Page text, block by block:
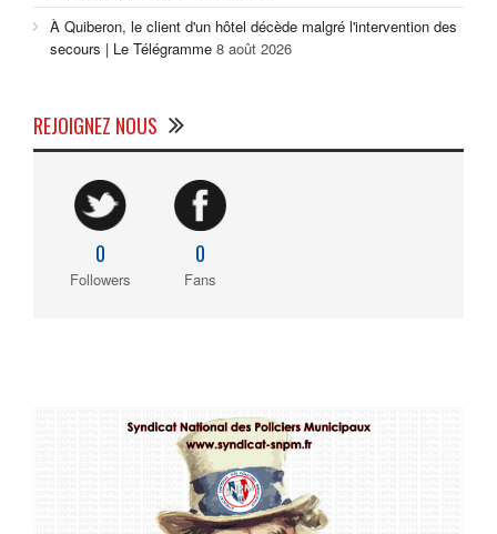
À Quiberon, le client d'un hôtel décède malgré l'intervention des
secours | Le Télégramme 8 août 2026
REJOIGNEZ NOUS
0
Followers
0
Fans